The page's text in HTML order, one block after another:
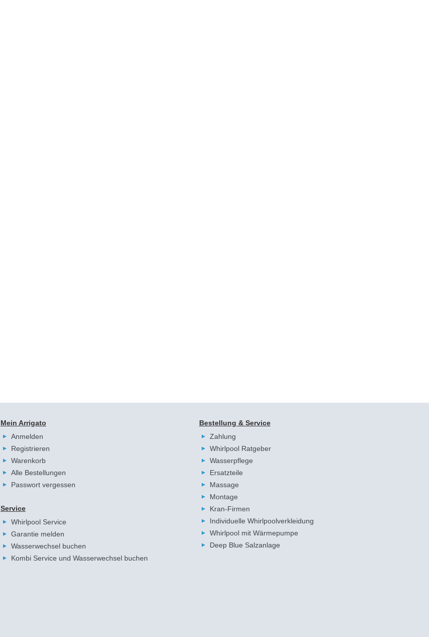
Mein Arrigato
Anmelden
Registrieren
Warenkorb
Alle Bestellungen
Passwort vergessen
Service
Whirlpool Service
Garantie melden
Wasserwechsel buchen
Kombi Service und Wasserwechsel buchen
Bestellung & Service
Zahlung
Whirlpool Ratgeber
Wasserpflege
Ersatzteile
Massage
Montage
Kran-Firmen
Individuelle Whirlpoolverkleidung
Whirlpool mit Wärmepumpe
Deep Blue Salzanlage